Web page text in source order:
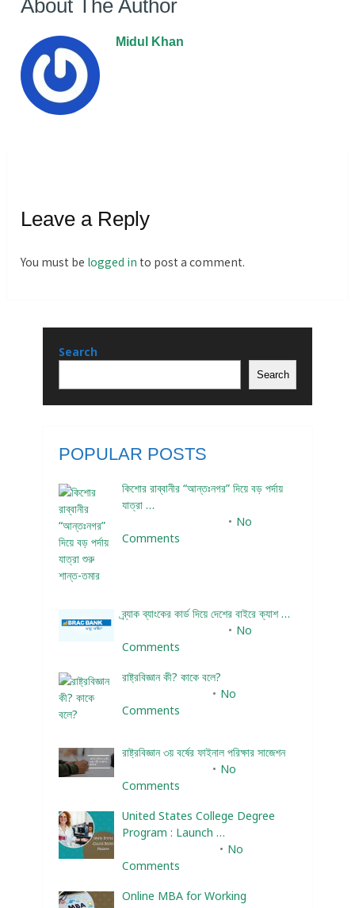
About The Author
Midul Khan
Leave a Reply
You must be logged in to post a comment.
Search
Search
POPULAR POSTS
কিশোর রাব্বানীর “আন্তঃনগর” দিয়ে বড় পর্দায়
যাত্রা …
No
Comments
ব্র্যাক ব্যাংকের কার্ড দিয়ে দেশের বাইরে ক্যাশ …
No
Comments
রাষ্ট্রবিজ্ঞান কী? কাকে বলে?
No
Comments
রাষ্ট্রবিজ্ঞান ৩য় বর্ষের ফাইনাল পরিক্ষার সাজেশন
No
Comments
United States College Degree
Program : Launch …
No
Comments
Online MBA for Working